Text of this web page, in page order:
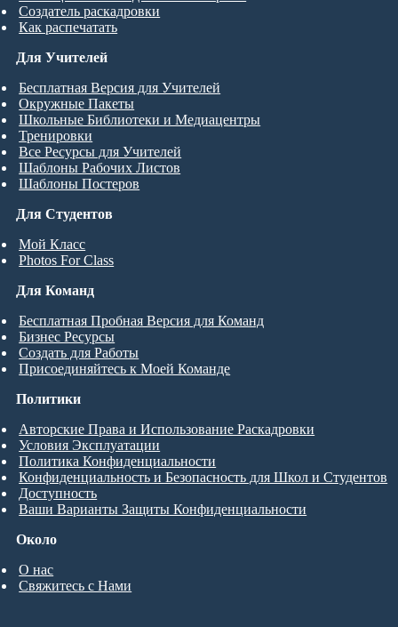
Создатель раскадровки
Как распечатать
Для Студентов
Мой Класс
Photos For Class
Для Учителей
Бесплатная Версия для Учителей
Окружные Пакеты
Школьные Библиотеки и Медиацентры
Тренировки
Все Ресурсы для Учителей
Шаблоны Рабочих Листов
Шаблоны Постеров
Для Команд
Бесплатная Пробная Версия для Команд
Бизнес Ресурсы
Создать для Работы
Присоединяйтесь к Моей Команде
Около
О нас
Свяжитесь с Нами
Политики
Авторские Права и Использование Раскадровки
Условия Эксплуатации
Политика Конфиденциальности
Конфиденциальность и Безопасность для Школ и Студентов
Доступность
Ваши Варианты Защиты Конфиденциальности